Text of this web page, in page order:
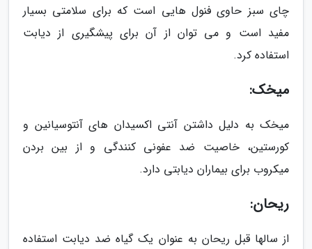
چای سبز حاوی فنول هایی است که برای سلامتی بسیار
مفید است و می توان از آن برای پیشگیری از دیابت
استفاده کرد.
میخک:
میخک به دلیل داشتن آنتی اکسیدان های آنتوسیانین و
کورستین، خاصیت ضد عفونی کنندگی و از بین بردن
میکروب برای بیماران دیابتی دارد.
ریحان:
از سالها قبل ریحان به عنوان یک گیاه ضد دیابت استفاده